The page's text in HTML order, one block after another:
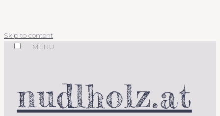
Skip to content
MENU
nudlholz.at